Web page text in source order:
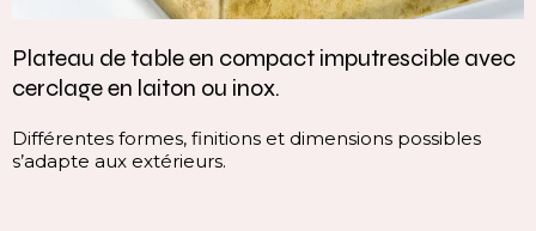
Plateau de table en compact imputrescible avec
cerclage en laiton ou inox.
Différentes formes, finitions et dimensions possibles
s’adapte aux extérieurs.